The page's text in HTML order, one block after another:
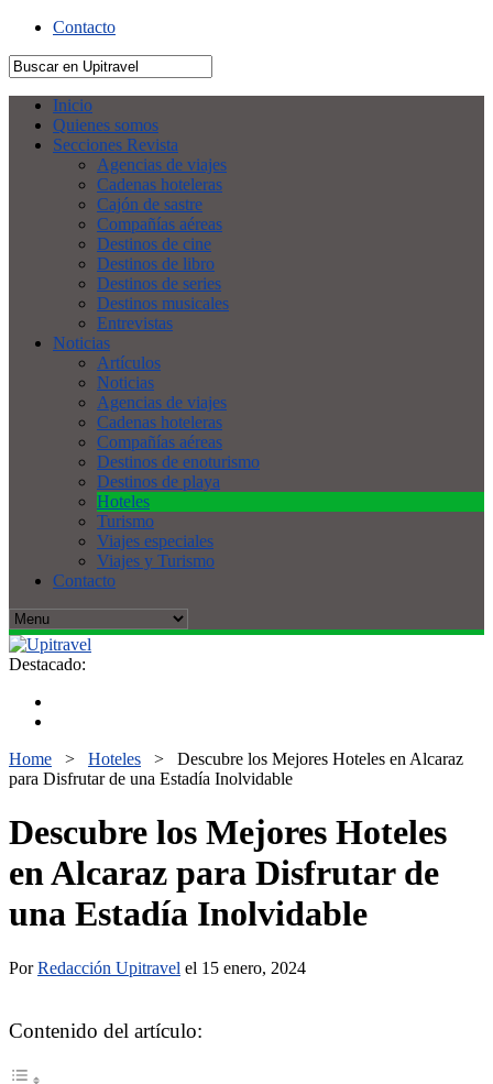
Contacto
Inicio
Quienes somos
Secciones Revista
Agencias de viajes
Cadenas hoteleras
Cajón de sastre
Compañías aéreas
Destinos de cine
Destinos de libro
Destinos de series
Destinos musicales
Entrevistas
Noticias
Artículos
Noticias
Agencias de viajes
Cadenas hoteleras
Compañías aéreas
Destinos de enoturismo
Destinos de playa
Hoteles
Turismo
Viajes especiales
Viajes y Turismo
Contacto
Destacado:
Home > Hoteles > Descubre los Mejores Hoteles en Alcaraz
para Disfrutar de una Estadía Inolvidable
Descubre los Mejores Hoteles
en Alcaraz para Disfrutar de
una Estadía Inolvidable
PorRedacción Upitravel el 15 enero, 2024
Contenido del artículo: